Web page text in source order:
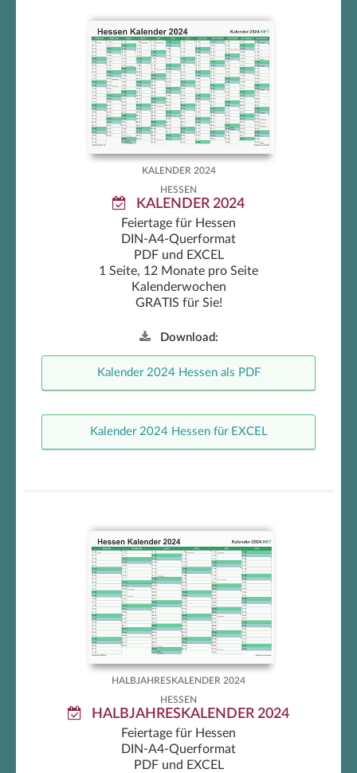
Hessen Kalender 2024
KALENDER 2024
HESSEN
KALENDER 2024
Feiertage für Hessen
DIN-A4-Querformat
PDF und EXCEL
1 Seite, 12 Monate pro Seite
Kalenderwochen
GRATIS für Sie!
Download:
Kalender 2024 Hessen als PDF
Kalender 2024 Hessen für EXCEL
Hessen Halbjahreskalender 2024
HALBJAHRESKALENDER 2024
HESSEN
HALBJAHRESKALENDER 2024
Feiertage für Hessen
DIN-A4-Querformat
PDF und EXCEL